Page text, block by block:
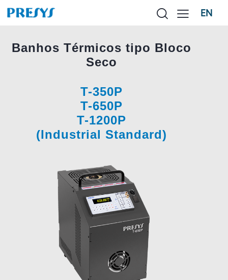
EN
Banhos Térmicos tipo Bloco
Seco
T-350P
T-650P
T-1200P
(Industrial Standard)